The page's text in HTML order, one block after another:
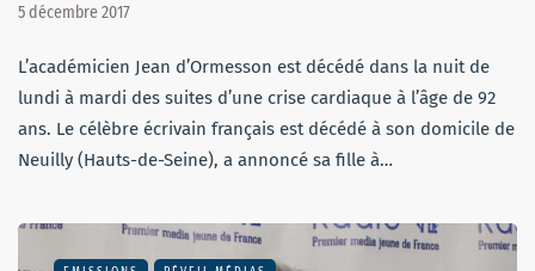
5 décembre 2017
L’académicien Jean d’Ormesson est décédé dans la nuit de
lundi à mardi des suites d’une crise cardiaque à l’âge de 92
ans. Le célèbre écrivain français est décédé à son domicile de
Neuilly (Hauts-de-Seine), a annoncé sa fille à…